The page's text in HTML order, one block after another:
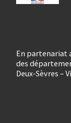
En partenariat
des
Deux-Sèvres –